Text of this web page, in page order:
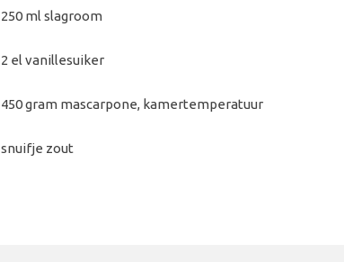
250 ml slagroom
2 el vanillesuiker
450 gram mascarpone, kamertemperatuur
snuifje zout